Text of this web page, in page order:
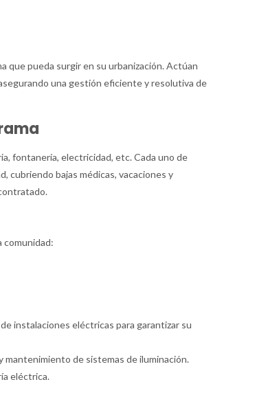
que pueda surgir en su urbanización. Actúan
una gestión eficiente y resolutiva de
fontanería, electricidad, etc. Cada uno de
bajas médicas, vacaciones y
comunidad:
instalaciones eléctricas para garantizar su
mantenimiento de sistemas de iluminación.
eléctrica.